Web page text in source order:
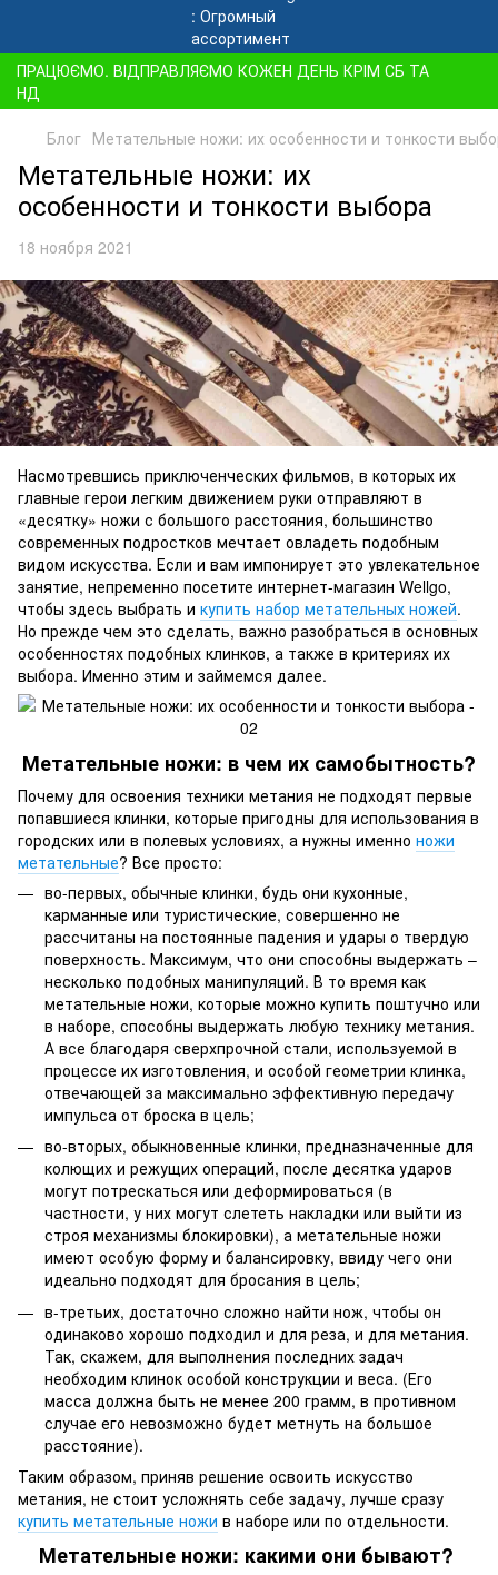
ПРАЦЮЄМО. ВІДПРАВЛЯЄМО КОЖЕН ДЕНЬ КРІМ СБ ТА
НД
Блог Метательные ножи: их особенности и тонкости
Метательные ножи: их
особенности и тонкости выбора
18 ноября 2021
Насмотревшись приключенческих фильмов, в которых их
главные герои легким движением руки отправляют в
«десятку» ножи с большого расстояния, большинство
современных подростков мечтает овладеть подобным
видом искусства. Если и вам импонирует это увлекательное
занятие, непременно посетите интернет-магазин Wellgo,
чтобы здесь выбрать и купить набор метательных ножей.
Но прежде чем это сделать, важно разобраться в основных
особенностях подобных клинков, а также в критериях их
выбора. Именно этим и займемся далее.
Метательные ножи: в чем их самобытность?
Почему для освоения техники метания не подходят первые
попавшиеся клинки, которые пригодны для использования в
городских или в полевых условиях, а нужны именно ножи
метательные? Все просто:
во-первых, обычные клинки, будь они кухонные,
карманные или туристические, совершенно не
рассчитаны на постоянные падения и удары о твердую
поверхность. Максимум, что они способны выдержать –
несколько подобных манипуляций. В то время как
метательные ножи, которые можно купить поштучно или
в наборе, способны выдержать любую технику метания.
А все благодаря сверхпрочной стали, используемой в
процессе их изготовления, и особой геометрии клинка,
отвечающей за максимально эффективную передачу
импульса от броска в цель;
во-вторых, обыкновенные клинки, предназначенные для
колющих и режущих операций, после десятка ударов
могут потрескаться или деформироваться (в
частности, у них могут слететь накладки или выйти из
строя механизмы блокировки), а метательные ножи
имеют особую форму и балансировку, ввиду чего они
идеально подходят для бросания в цель;
в-третьих, достаточно сложно найти нож, чтобы он
одинаково хорошо подходил и для реза, и для метания.
Так, скажем, для выполнения последних задач
необходим клинок особой конструкции и веса. (Его
масса должна быть не менее 200 грамм, в противном
случае его невозможно будет метнуть на большое
расстояние).
Таким образом, приняв решение освоить искусство
метания, не стоит усложнять себе задачу, лучше сразу
купить метательные ножи в наборе или по отдельности.
Метательные ножи: какими они бывают?